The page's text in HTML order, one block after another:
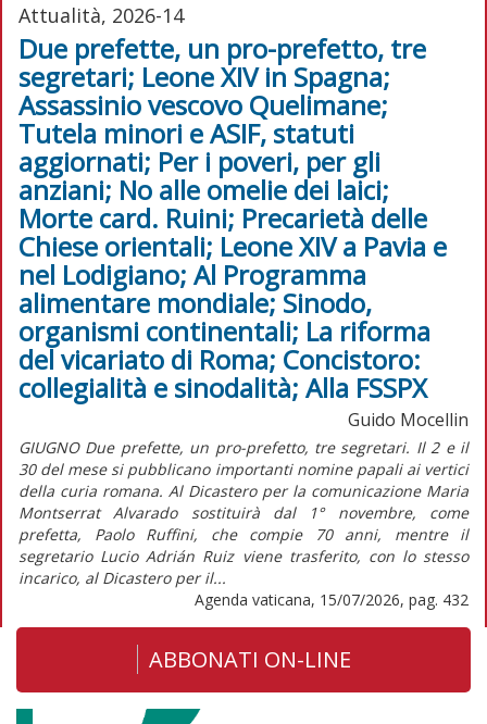
Attualità, 2026-14
Due prefette, un pro-prefetto, tre
segretari; Leone XIV in Spagna;
Assassinio vescovo Quelimane;
Tutela minori e ASIF, statuti
aggiornati; Per i poveri, per gli
anziani; No alle omelie dei laici;
Morte card. Ruini; Precarietà delle
Chiese orientali; Leone XIV a Pavia e
nel Lodigiano; Al Programma
alimentare mondiale; Sinodo,
organismi continentali; La riforma
del vicariato di Roma; Concistoro:
collegialità e sinodalità; Alla FSSPX
Guido Mocellin
GIUGNO Due prefette, un pro-prefetto, tre segretari. Il 2 e il
30 del mese si pubblicano importanti nomine papali ai vertici
della curia romana. Al Dicastero per la comunicazione Maria
Montserrat Alvarado sostituirà dal 1° novembre, come
prefetta, Paolo Ruffini, che compie 70 anni, mentre il
segretario Lucio Adrián Ruiz viene trasferito, con lo stesso
incarico, al Dicastero per il...
Agenda vaticana, 15/07/2026, pag. 432
ABBONATI ON-LINE